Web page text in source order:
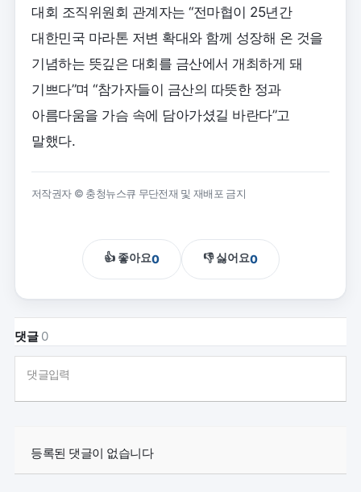
대회 조직위원회 관계자는 “전마협이 25년간
대한민국 마라톤 저변 확대와 함께 성장해 온 것을
기념하는 뜻깊은 대회를 금산에서 개최하게 돼
기쁘다”며 “참가자들이 금산의 따뜻한 정과
아름다움을 가슴 속에 담아가셨길 바란다”고
말했다.
저작권자 © 충청뉴스큐 무단전재 및 재배포 금지
👍 좋아요0 👎 싫어요0
댓글 0
댓글입력
등록된 댓글이 없습니다